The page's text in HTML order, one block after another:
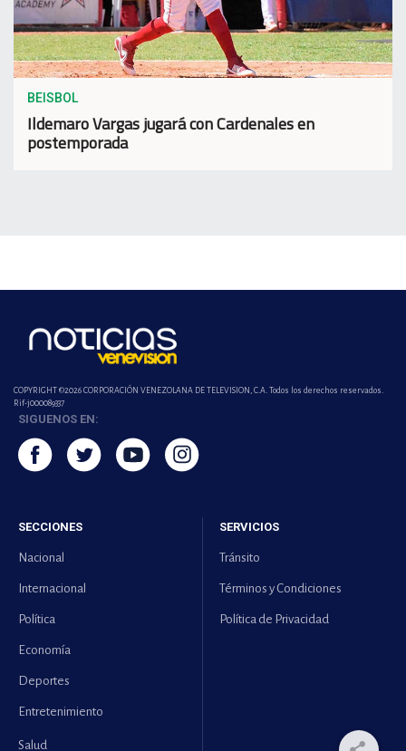
BEISBOL
Ildemaro Vargas jugará con Cardenales en
postemporada
COPYRIGHT ©2026 CORPORACIÓN VENEZOLANA DE TELEVISION, C.A. Todos los derechos reservados.
Rif-j000089337
SIGUENOS EN:
SECCIONES
Nacional
Internacional
Política
Economía
Deportes
Entretenimiento
Salud
SERVICIOS
Tránsito
Términos y Condiciones
Política de Privacidad